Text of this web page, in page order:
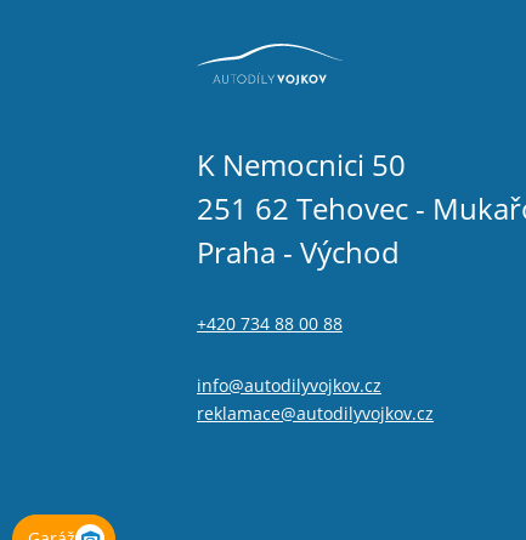
K Nemocnici 50
251 62 Tehovec -
Praha - Východ
+420 734 88 00 88
info@autodilyvojkov.cz
reklamace@autodilyvojkov.cz